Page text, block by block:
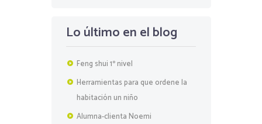
Lo último en el blog
Feng shui 1º nivel
Herramientas para que ordene la
habitación un niño
Alumna-clienta Noemi